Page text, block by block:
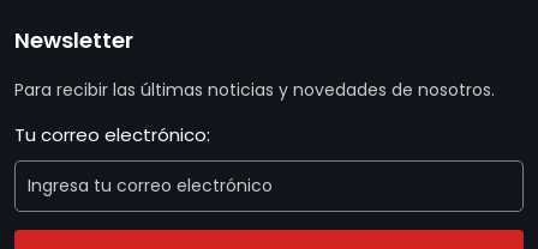
Newsletter
Para recibir las últimas noticias y novedades de nosotros.
Tu correo electrónico: